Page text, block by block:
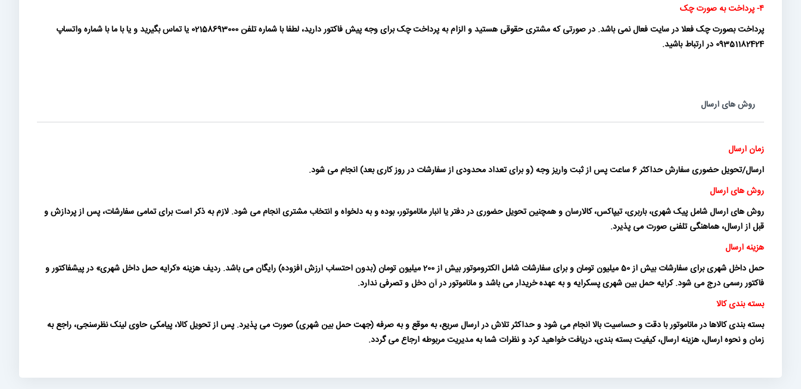
۴- پرداخت به صورت چک
پرداخت بصورت چک فعلا در سایت فعال نمی باشد. در صورتی که مشتری حقوقی هستید و الزام به پرداخت چک برای وجه پیش فاکتور دارید، لطفا با شماره تلفن 02158693000 یا تماس بگیرید و یا با ما با شماره واتساپ
09351182424 در ارتباط باشید.
روش های ارسال
زمان ارسال
ارسال/تحویل حضوری سفارش حداکثر 6 ساعت پس از ثبت واریز وجه (و برای تعداد محدودی از سفارشات در روز کاری بعد) انجام می شود.
روش های ارسال
روش های ارسال شامل پیک شهری، باربری، تیپاکس، کالارسان و همچنین تحویل حضوری در دفتر یا انبار ماناموتور، بوده و به دلخواه و انتخاب مشتری انجام می شود. لازم به ذکر است برای تمامی سفارشات، پس از پردازش و
قبل از ارسال، هماهنگی تلفنی صورت می پذیرد.
هزینه ارسال
حمل داخل شهری برای سفارشات بیش از 50 میلیون تومان و برای سفارشات شامل الکتروموتور بیش از 200 میلیون تومان (بدون احتساب ارزش افزوده) رایگان می باشد. ردیف هزینه «كرايه حمل داخل شهری» در پیشفاکتور و
فاکتور رسمی درج می شود. کرایه حمل بین شهری پسکرایه و به عهده خریدار می باشد و ماناموتور در آن دخل و تصرفی ندارد.
بسته بندی کالا
بسته بندی کالاها در ماناموتور با دقت و حساسیت بالا انجام می شود و حداکثر تلاش در ارسال سریع، به موقع و به صرفه (جهت حمل بین شهری) صورت می پذیرد. پس از تحویل کالا، پیامکی حاوی لینک نظرسنجی، راجع به
زمان و نحوه ارسال، هزینه ارسال، کیفیت بسته بندی، دریافت خواهید کرد و نظرات شما به مدیریت مربوطه ارجاع می گردد.